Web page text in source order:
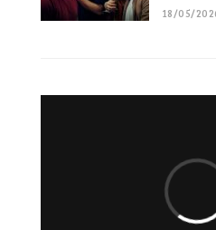
18/05/